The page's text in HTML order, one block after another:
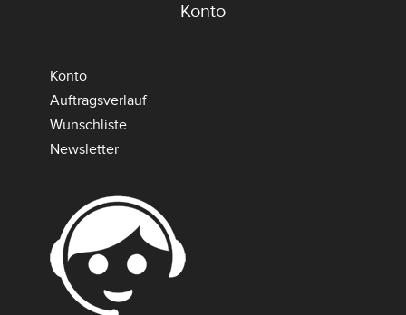
Konto
Konto
Auftragsverlauf
Wunschliste
Newsletter